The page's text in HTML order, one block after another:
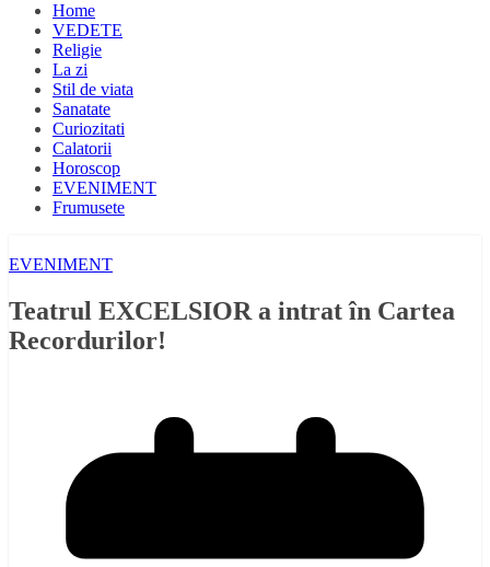
Home
VEDETE
Religie
La zi
Stil de viata
Sanatate
Curiozitati
Calatorii
Horoscop
EVENIMENT
Frumusete
EVENIMENT
Teatrul EXCELSIOR a intrat în Cartea
Recordurilor!